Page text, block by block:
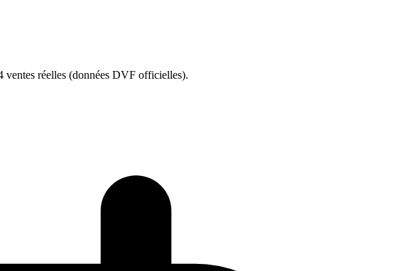
ventes réelles (données DVF officielles).